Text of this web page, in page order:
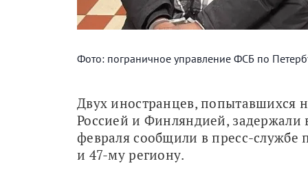
Фото: пограничное управление ФСБ по
Двух иностранцев, попытавшихся
Россией и Финляндией, задержали
февраля сообщили в пресс-службе
и 47-му региону.